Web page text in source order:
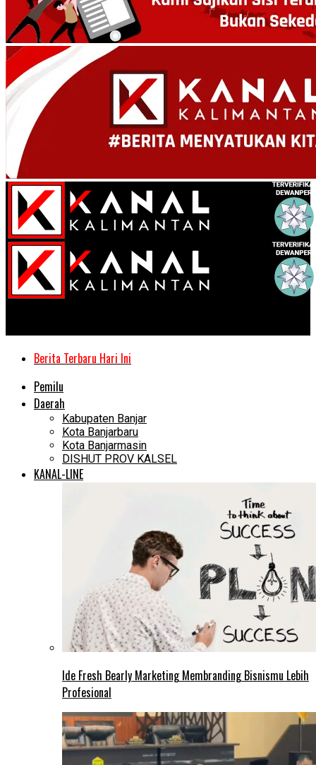
Berita Terbaru Hari Ini
Pemilu
Daerah
Kabupaten Banjar
Kota Banjarbaru
Kota Banjarmasin
DISHUT PROV KALSEL
KANAL-LINE
Ide Fresh Bearly Marketing Membranding Bisnismu Lebih
Profesional